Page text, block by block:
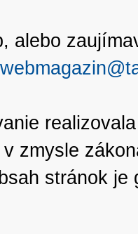
alebo
zmysle
stránok